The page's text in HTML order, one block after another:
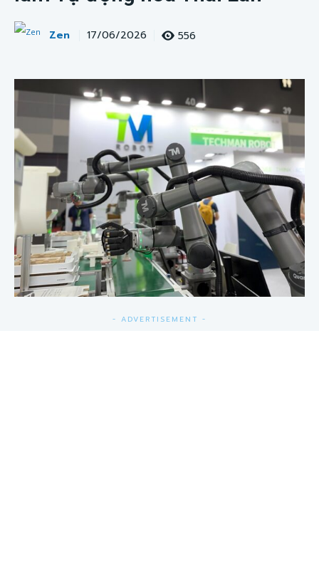
Zen 17/06/2026 556
- ADVERTISEMENT -